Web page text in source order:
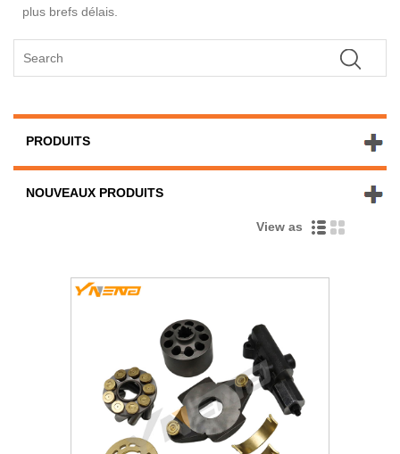
plus brefs délais.
PRODUITS
NOUVEAUX PRODUITS
View as